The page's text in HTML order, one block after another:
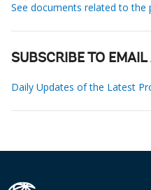
See documents related to the
SUBSCRIBE TO EMAIL
Daily Updates of the Latest